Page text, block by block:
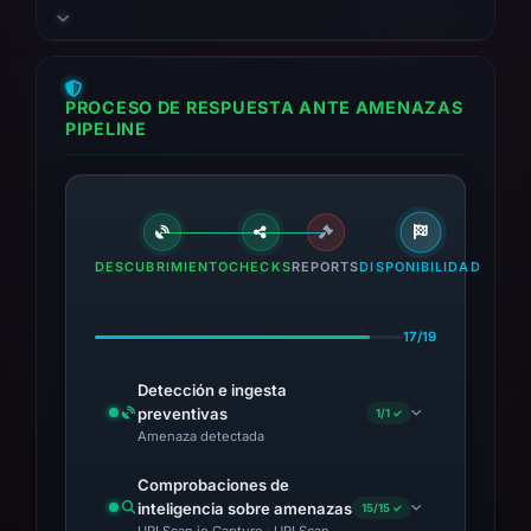
confirmed use of the Angel Drainer kit and
poses a critical risk to cryptocurrency users.
PROCESO DE RESPUESTA ANTE AMENAZAS
PIPELINE
DESCUBRIMIENTOCHECKSREPORTSDISPONIBILIDAD
17/19
Detección e ingesta
preventivas
Amenaza detectada
1/1 ✓
Comprobaciones de
inteligencia sobre amenazas
15/15 ✓